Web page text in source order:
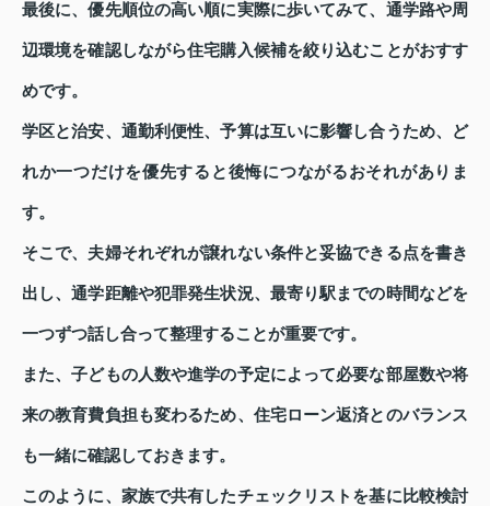
最後に、優先順位の高い順に実際に歩いてみて、通学路や周
辺環境を確認しながら住宅購入候補を絞り込むことがおすす
めです。
学区と治安、通勤利便性、予算は互いに影響し合うため、ど
れか一つだけを優先すると後悔につながるおそれがありま
す。
そこで、夫婦それぞれが譲れない条件と妥協できる点を書き
出し、通学距離や犯罪発生状況、最寄り駅までの時間などを
一つずつ話し合って整理することが重要です。
また、子どもの人数や進学の予定によって必要な部屋数や将
来の教育費負担も変わるため、住宅ローン返済とのバランス
も一緒に確認しておきます。
このように、家族で共有したチェックリストを基に比較検討